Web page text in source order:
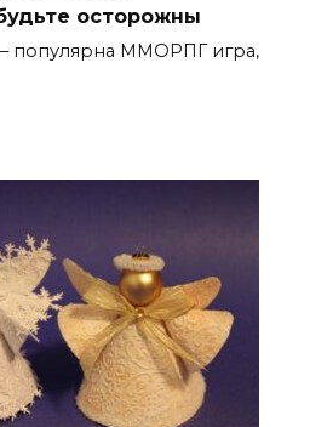
осторожны
популярна ММОРПГ игра,